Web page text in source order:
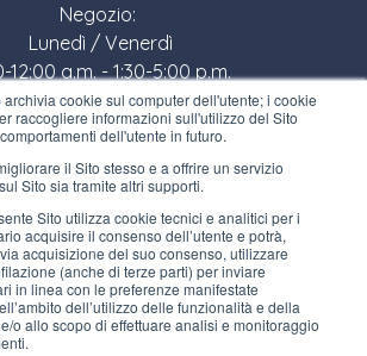
archivia cookie sul computer dell'utente; i cookie
raccogliere informazioni sull'utilizzo del Sito
dell'utente in futuro.
il Sito stesso e a offrire un servizio
Sito sia tramite altri supporti.
Sito utilizza cookie tecnici e analitici per i
acquisire il consenso dell’utente e potrà,
acquisizione del suo consenso, utilizzare
(anche di terze parti) per inviare
in linea con le preferenze manifestate
dell’utilizzo delle funzionalità e della
o allo scopo di effettuare analisi e monitoraggio
Negozio:
Lunedì / Venerdì
12:00 a.m. - 1:30-5:00 p.m.
LINK UTILI
Iscriviti alla newsletter
Lavora con noi
Gli imballi di Interfluid
di trasformazione digitale